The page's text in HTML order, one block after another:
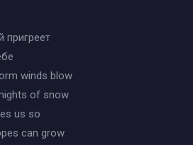
пригреет
winds blow
of snow
us so
can grow